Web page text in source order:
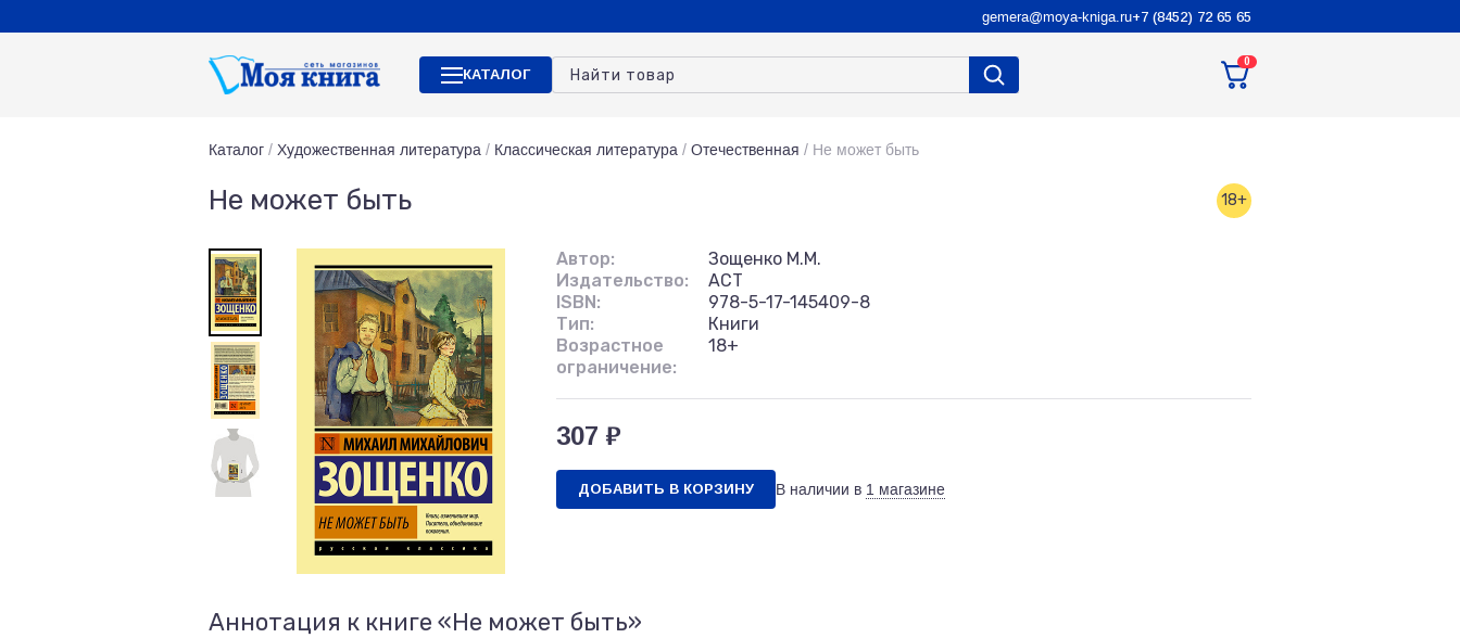
gemera@moya-kniga.ru+7 (8452) 72 65 65
КАТАЛОГ
0
Каталог / Художественная литература / Классическая литература / Отечественная / Не может быть
Не может быть 18+
Автор:
Зощенко М.М.
Издательство:
АСТ
ISBN:
978-5-17-145409-8
Тип:
Книги
Возрастное
ограничение:
18+
307 ₽
ДОБАВИТЬ В КОРЗИНУ В наличии в 1 магазине
Аннотация к книге «Не может быть»